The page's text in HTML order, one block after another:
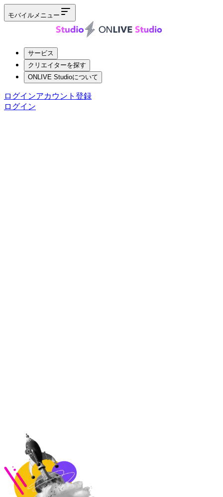
モバイルメニュー
サービス
クリエイターを探す
ONLIVE Studioについて
ログインアカウント登録
ログイン